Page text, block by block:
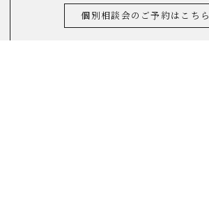
個別相談会のご予約はこちら